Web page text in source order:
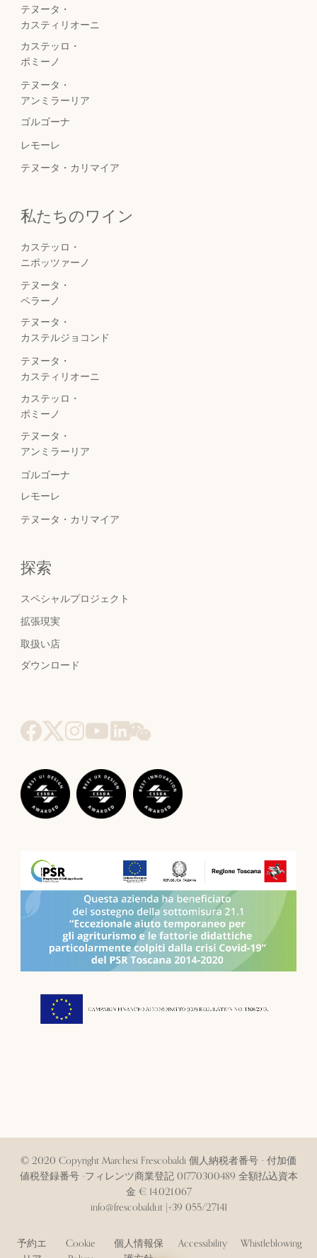
テヌータ・
カスティリオーニ
カステッロ・
ポミーノ
テヌータ・
アンミラーリア
ゴルゴーナ
レモーレ
テヌータ・カリマイア
私たちのワイン
カステッロ・
ニポッツァーノ
テヌータ・
ペラーノ
テヌータ・
カステルジョコンド
テヌータ・
カスティリオーニ
カステッロ・
ポミーノ
テヌータ・
アンミラーリア
ゴルゴーナ
レモーレ
テヌータ・カリマイア
探索
スペシャルプロジェクト
拡張現実
取扱い店
ダウンロード
© 2020 Copyright Marchesi Frescobaldi 個人納税者番号 - 付加価
値税登録番号 -フィレンツ商業登記 01770300489 全額払込資本
金 € 14.021.067
info@frescobaldi.it |+39 055/27141
予約エ
Cookie
個人情報保
Accessibility Whistleblowing